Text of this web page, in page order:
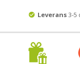
Leverans3-5